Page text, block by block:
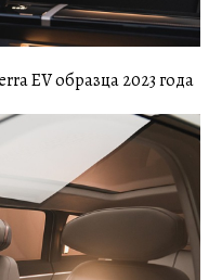
EV образца 2023 года